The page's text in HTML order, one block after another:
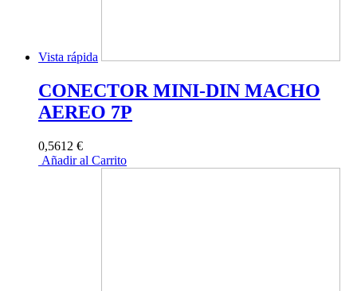
Vista rápida
CONECTOR MINI-DIN MACHO
AEREO 7P
0,5612 €
Añadir al Carrito